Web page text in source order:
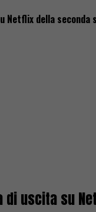
Netflix della seconda
di uscita su